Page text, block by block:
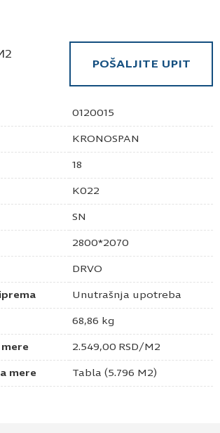
0120015
KRONOSPAN
18
K022
SN
2800*2070
DRVO
Unutrašnja upotreba
68,86 kg
2.549,00 RSD/M2
mere Tabla (5.796 M2)
POŠALJITE UPIT